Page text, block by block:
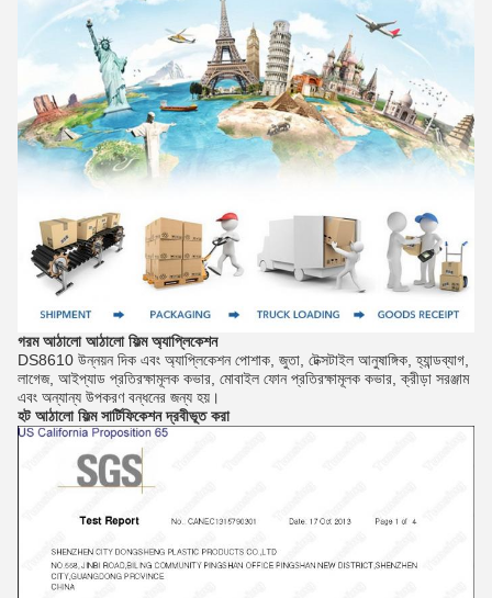
গরম আঠালো আঠালো ফিল্ম অ্যাপ্লিকেশন
DS8610 উন্নয়ন দিক এবং অ্যাপ্লিকেশন পোশাক, জুতা, টেক্সটাইল আনুষাঙ্গিক, হ্যান্ডব্যাগ,
লাগেজ, আইপ্যাড প্রতিরক্ষামূলক কভার, মোবাইল ফোন প্রতিরক্ষামূলক কভার, ক্রীড়া সরঞ্জাম
এবং অন্যান্য উপকরণ বন্ধনের জন্য হয়।
হট আঠালো ফিল্ম সার্টিফিকেশন দ্রবীভূত করা